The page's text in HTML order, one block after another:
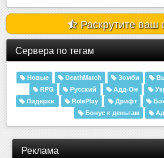
Раскрутите ваш
Сервера по тегам
Новые DeathMatch Зомби
RPG
Русский Адд-Он
Лидерки
RolePlay Дрифт
Бонус к деньгам
Реклама